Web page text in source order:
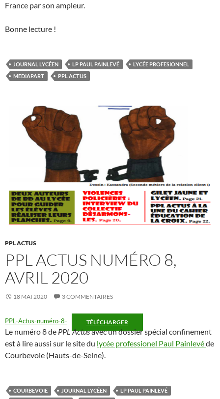
France par son ampleur.
Bonne lecture !
JOURNAL LYCÉEN LP PAUL PAINLEVÉ
LYCÉE PROFESIONNEL
MEDIAPART
PPL ACTUS
PPL ACTUS
PPL ACTUS NUMÉRO 8,
AVRIL 2020
18 MAI 2020 3 COMMENTAIRES
PPL-Actus-numéro-8- TÉLÉCHARGER
Le numéro 8 de PPL Actusavec un dossier spécial confinement
est à lire aussi sur le site du lycée professionel Paul Painlevéde
Courbevoie (Hauts-de-Seine).
COURBEVOIE JOURNAL LYCÉEN LP PAUL PAINLEVÉ